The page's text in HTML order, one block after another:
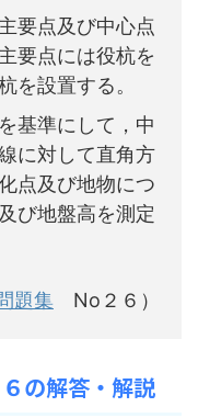
要点及び中心点
要点には役杭を
を設置する。
基準にして，中
に対して直角方
点及び地物につ
び地盤高を測定
題集 No２６）
の解答・解説